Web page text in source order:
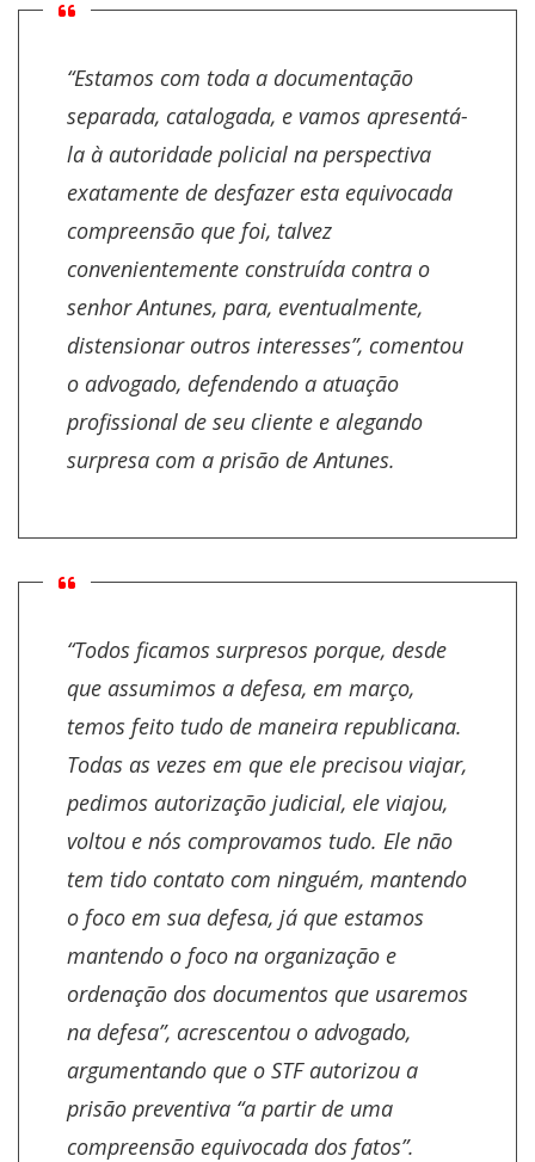
“Estamos com toda a documentação
separada, catalogada, e vamos apresentá-
la à autoridade policial na perspectiva
exatamente de desfazer esta equivocada
compreensão que foi, talvez
convenientemente construída contra o
senhor Antunes, para, eventualmente,
distensionar outros interesses”, comentou
o advogado, defendendo a atuação
profissional de seu cliente e alegando
surpresa com a prisão de Antunes.
“Todos ficamos surpresos porque, desde
que assumimos a defesa, em março,
temos feito tudo de maneira republicana.
Todas as vezes em que ele precisou viajar,
pedimos autorização judicial, ele viajou,
voltou e nós comprovamos tudo. Ele não
tem tido contato com ninguém, mantendo
o foco em sua defesa, já que estamos
mantendo o foco na organização e
ordenação dos documentos que usaremos
na defesa”, acrescentou o advogado,
argumentando que o STF autorizou a
prisão preventiva “a partir de uma
compreensão equivocada dos fatos”.